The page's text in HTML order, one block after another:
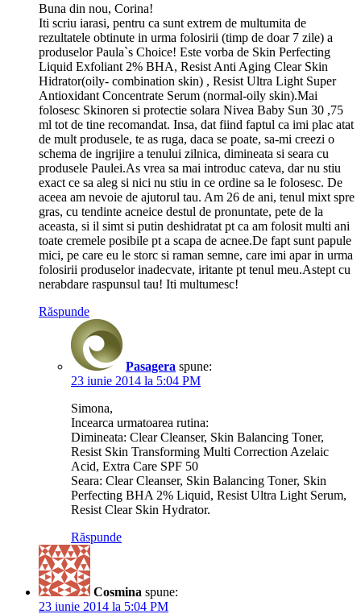
Buna din nou, Corina!
Iti scriu iarasi, pentru ca sunt extrem de multumita de
rezultatele obtinute in urma folosirii (timp de doar 7 zile) a
produselor Paula`s Choice! Este vorba de Skin Perfecting
Liquid Exfoliant 2% BHA, Resist Anti Aging Clear Skin
Hidrator(oily- combination skin) , Resist Ultra Light Super
Antioxidant Concentrate Serum (normal-oily skin).Mai
folosesc Skinoren si protectie solara Nivea Baby Sun 30 ,75
ml tot de tine recomandat. Insa, dat fiind faptul ca imi plac atat
de mult produsele, te as ruga, daca se poate, sa-mi creezi o
schema de ingrijire a tenului zilnica, dimineata si seara cu
produsele Paulei.As vrea sa mai introduc cateva, dar nu stiu
exact ce sa aleg si nici nu stiu in ce ordine sa le folosesc. De
aceea am nevoie de ajutorul tau. Am 26 de ani, tenul mixt spre
gras, cu tendinte acneice destul de pronuntate, pete de la
aceasta, si il simt si putin deshidratat pt ca am folosit multi ani
toate cremele posibile pt a scapa de acnee.De fapt sunt papule
mici, pe care eu le storc si raman semne, care imi apar in urma
folosirii produselor inadecvate, iritante pt tenul meu.Astept cu
nerabdare raspunsul tau! Iti multumesc!
Răspunde
Pasagera spune:
23 iunie 2014 la 5:04 PM
Simona,
Incearca urmatoarea rutina:
Dimineata: Clear Cleanser, Skin Balancing Toner,
Resist Skin Transforming Multi Correction Azelaic
Acid, Extra Care SPF 50
Seara: Clear Cleanser, Skin Balancing Toner, Skin
Perfecting BHA 2% Liquid, Resist Ultra Light Serum,
Resist Clear Skin Hydrator.
Răspunde
Cosmina spune:
23 iunie 2014 la 5:04 PM